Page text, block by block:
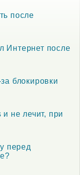
после
Интернет после
блокировки
не лечит, при
перед